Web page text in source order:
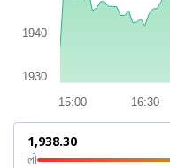
वीडियो
म्यूचुअल
15:00 16:30
1930
1940
लो
₹1,938.30